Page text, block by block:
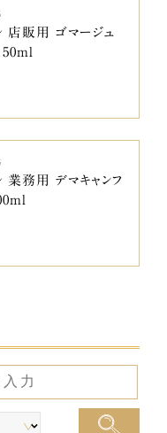
店販用 ゴマージュ
50ml
業務用 デマキャンフ